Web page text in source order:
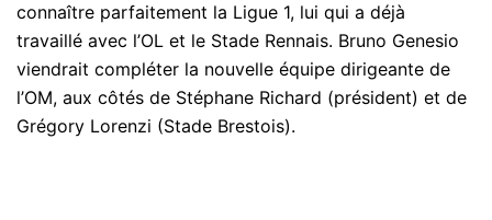
connaître parfaitement la Ligue 1, lui qui a déjà
travaillé avec l’OL et le Stade Rennais. Bruno Genesio
viendrait compléter la nouvelle équipe dirigeante de
l’OM, aux côtés de Stéphane Richard (président) et de
Grégory Lorenzi (Stade Brestois).